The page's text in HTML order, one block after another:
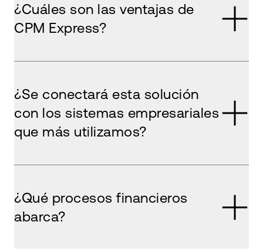
¿Cuáles son las ventajas de
CPM Express?
¿Se conectará esta solución
con los sistemas empresariales
que más utilizamos?
¿Qué procesos financieros
abarca?